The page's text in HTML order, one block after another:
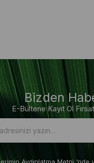
Bizden
E-Bültene Kayıt Ol